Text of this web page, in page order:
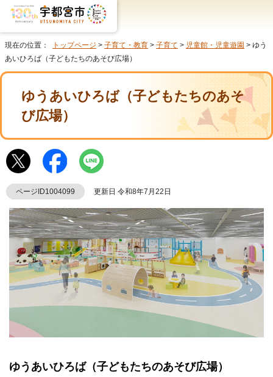
現在の位置： トップページ > 子育て・教育 > 子育て > 児童館・児童遊園 > ゆう
あいひろば（子どもたちのあそび広場）
ゆうあいひろば（子どもたちのあそ
び広場）
ページID1004099 更新日 令和8年7月22日
ゆうあいひろば（子どもたちのあそび広場）